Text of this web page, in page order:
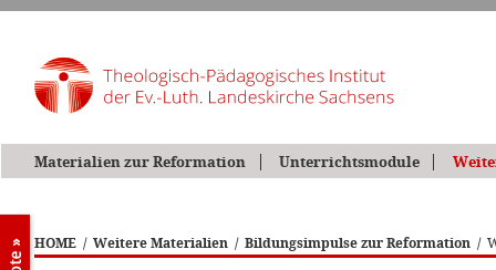
Materialien zur Reformation Unterrichtsmodule
HOME / Weitere Materialien / Bildungsimpulse zur Reformation /